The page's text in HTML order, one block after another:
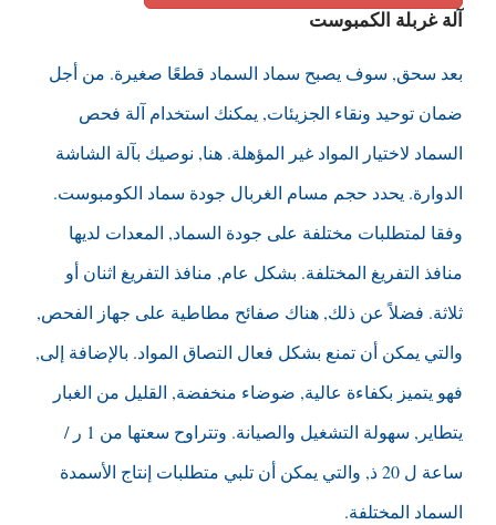
آلة غربلة الكمبوست
بعد سحق, سوف يصبح سماد السماد قطعًا صغيرة. من أجل
ضمان توحيد ونقاء الجزيئات, يمكنك استخدام آلة فحص
السماد لاختيار المواد غير المؤهلة. هنا, نوصيك بآلة الشاشة
الدوارة. يحدد حجم مسام الغربال جودة سماد الكومبوست.
وفقا لمتطلبات مختلفة على جودة السماد, المعدات لديها
منافذ التفريغ المختلفة. بشكل عام, منافذ التفريغ اثنان أو
ثلاثة. فضلاً عن ذلك, هناك صفائح مطاطية على جهاز الفحص,
والتي يمكن أن تمنع بشكل فعال التصاق المواد. بالإضافة إلى,
فهو يتميز بكفاءة عالية, ضوضاء منخفضة, القليل من الغبار
يتطاير, سهولة التشغيل والصيانة. وتتراوح سعتها من 1 ر /
ساعة ل 20 ذ, والتي يمكن أن تلبي متطلبات إنتاج الأسمدة
السماد المختلفة.